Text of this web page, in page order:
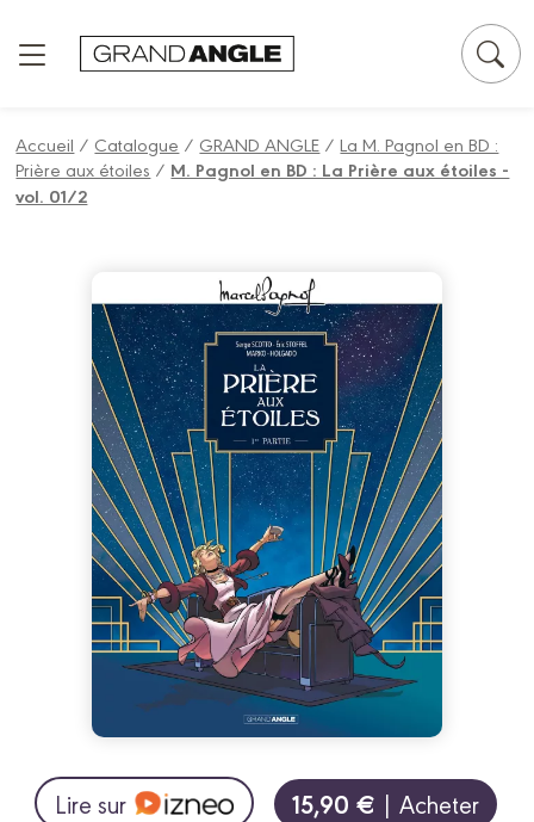
Accueil / Catalogue / GRAND ANGLE /La M. Pagnol en BD :
Prière aux étoiles / M. Pagnol en BD : La Prière aux étoiles -
vol. 01/2
Lire sur 15,90 € | Acheter